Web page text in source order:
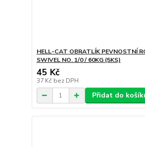
HELL-CAT OBRATLÍK PEVNOSTNÍ
SWIVEL NO. 1/0 / 60KG (5KS)
45 Kč
37 Kč bez DPH
Přidat do